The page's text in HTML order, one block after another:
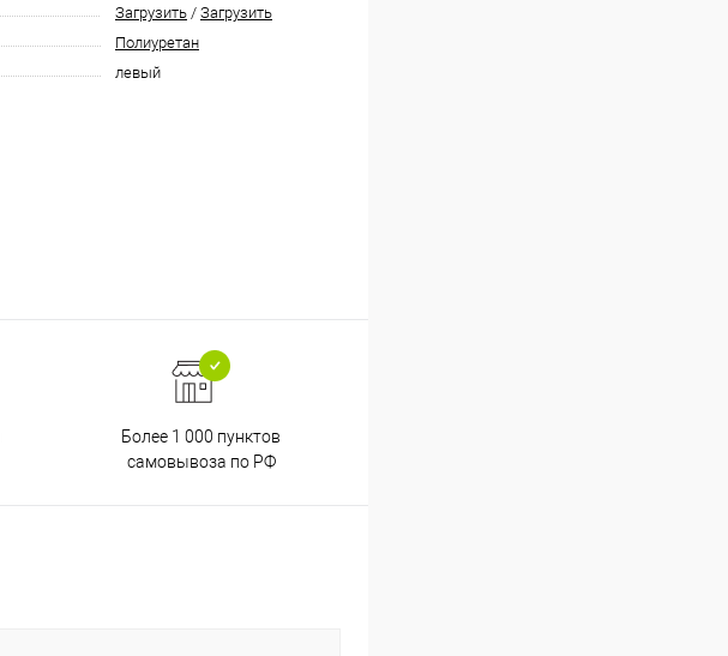
Загрузить / Загрузить
Полиуретан
левый
Более 1 000 пунктов
самовывоза по РФ